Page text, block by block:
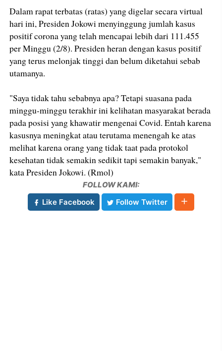
Dalam rapat terbatas (ratas) yang digelar secara virtual
hari ini, Presiden Jokowi menyinggung jumlah kasus
positif corona yang telah mencapai lebih dari 111.455
per Minggu (2/8). Presiden heran dengan kasus positif
yang terus melonjak tinggi dan belum diketahui sebab
utamanya.
"Saya tidak tahu sebabnya apa? Tetapi suasana pada
minggu-minggu terakhir ini kelihatan masyarakat berada
pada posisi yang khawatir mengenai Covid. Entah karena
kasusnya meningkat atau terutama menengah ke atas
melihat karena orang yang tidak taat pada protokol
kesehatan tidak semakin sedikit tapi semakin banyak,"
kata Presiden Jokowi. (Rmol)
FOLLOW KAMI:
Like Facebook
Follow Twitter